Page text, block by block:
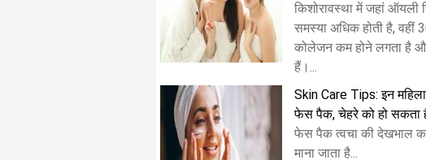
किशोरावस्था में जहां
समस्या अधिक होती है, वहीं
कोलेजन कम होने लगता है और
हैं।...
Skin Care Tips: इन
फेस पैक, चेहरे को हो सकता
फेस पैक त्वचा की देखभाल
माना जाता है...